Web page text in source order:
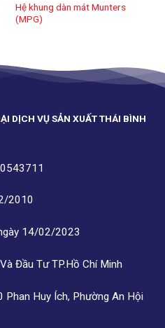
₫
Hệ khung dàn mát Munters
(MPG)
DỊCH VỤ SẢN XUẤT THÁI BÌNH
2010
14/02/2023
Đầu Tư TP.Hồ Chí Minh
Huy Ích, Phường An Hội